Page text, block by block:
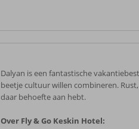
Dalyan is een fantastische
beetje cultuur willen combineren.
daar behoefte aan hebt.
Over Fly & Go Keskin Hotel: